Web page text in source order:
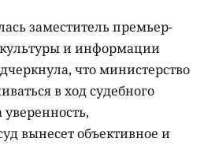
заместитель премьер-
и информации
что министерство
в ход судебного
вынесет объективное и